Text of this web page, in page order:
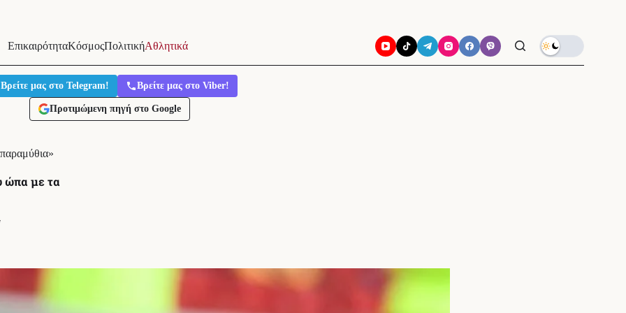
ΕπικαιρότηταΚόσμοςΠολιτικήΑθλητικά
Βρείτε μας στο Telegram! Βρείτε μας στο Viber!
Προτιμώμενη πηγή στο Google
ώπα με τα